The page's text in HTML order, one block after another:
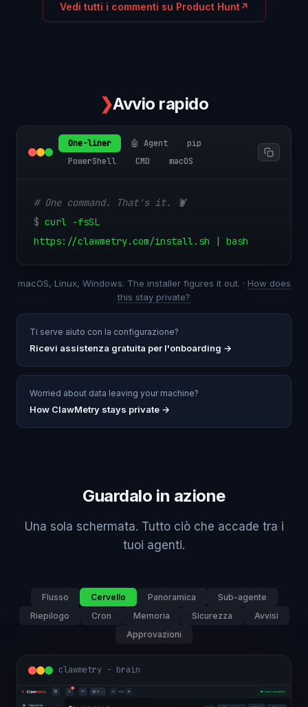
Vedi tutti i commenti su Product Hunt↗
❯Avvio rapido
One-liner 🤖 Agent
pip
PowerShell
CMD macOS
# One command. That's it. 🦞
$ curl -fsSL
https://clawmetry.com/install.sh | bash
macOS, Linux, Windows. The installer figures it out. · How does
this stay private?
Ti serve aiuto con la configurazione?
Ricevi assistenza gratuita per l'onboarding →
Worried about data leaving your machine?
How ClawMetry stays private →
Guardalo in azione
Una sola schermata. Tutto ciò che accade tra i
tuoi agenti.
Flusso Cervello Panoramica
Sub-agente
Riepilogo
Cron Memoria Sicurezza
Avvisi
Approvazioni
clawmetry - brain